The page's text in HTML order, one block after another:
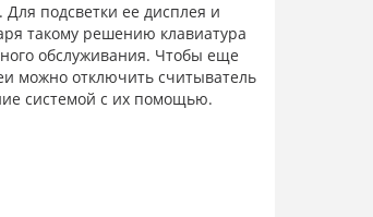
Для подсветки ее дисплея и
такому решению клавиатура
обслуживания. Чтобы еще
можно отключить считыватель
системой с их помощью.